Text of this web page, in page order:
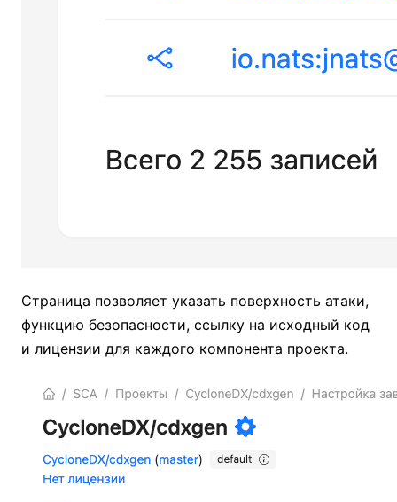
Страница позволяет указать поверхность атаки,
функцию безопасности, ссылку на исходный код
и лицензии для каждого компонента проекта.